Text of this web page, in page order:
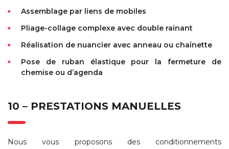
Assemblage par liens de mobiles
Pliage-collage complexe avec double rainant
Réalisation de nuancier avec anneau ou chaînette
Pose de ruban élastique pour la fermeture de
chemise ou d’agenda
10 – PRESTATIONS MANUELLES
Nous vous proposons des conditionnements